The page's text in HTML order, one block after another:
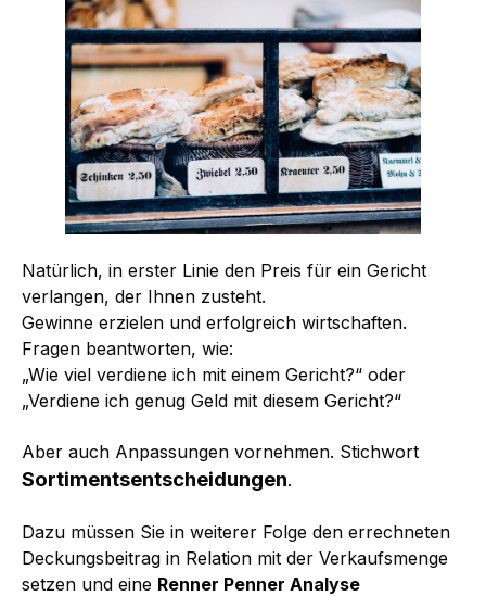
Natürlich, in erster Linie den Preis für ein Gericht
verlangen, der Ihnen zusteht.
Gewinne erzielen und erfolgreich wirtschaften.
Fragen beantworten, wie:
„Wie viel verdiene ich mit einem Gericht?“ oder
„Verdiene ich genug Geld mit diesem Gericht?“
Aber auch Anpassungen vornehmen. Stichwort
Sortimentsentscheidungen.
Dazu müssen Sie in weiterer Folge den errechneten
Deckungsbeitrag in Relation mit der Verkaufsmenge
setzen und eine Renner Penner Analyse